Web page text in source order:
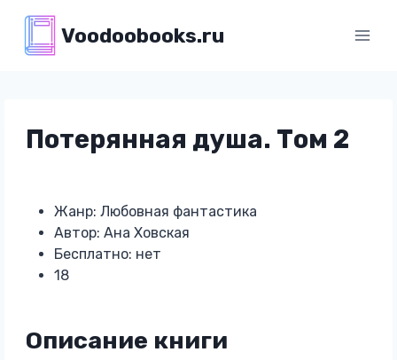
содержимому
Voodoobooks.ru
Потерянная душа. Том 2
Жанр: Любовная фантастика
Автор: Ана Ховская
Бесплатно: нет
18
Описание книги